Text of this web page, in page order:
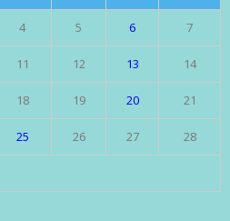
4 5 6 7
11 12 13 14
18 19 20 21
25 26 27 28